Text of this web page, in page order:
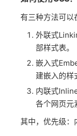
有三种方法可以
外联式
部样式表。
嵌入式
建嵌入的样
内联式
各个网页元
其中，优先级